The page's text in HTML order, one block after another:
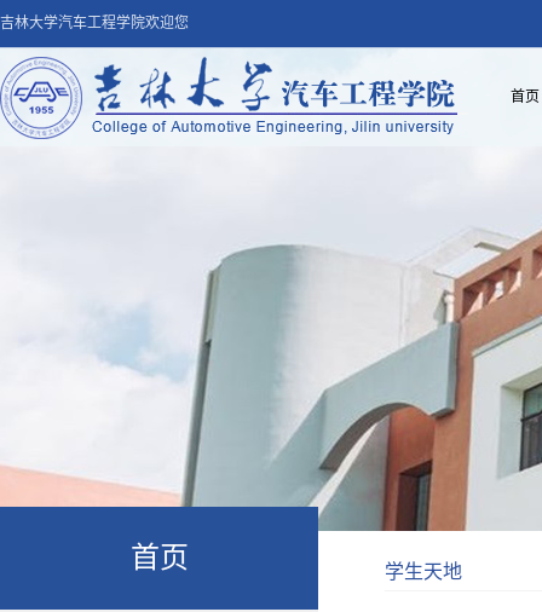
吉林大学汽车工程学院欢迎您
首页
首页 学生天地